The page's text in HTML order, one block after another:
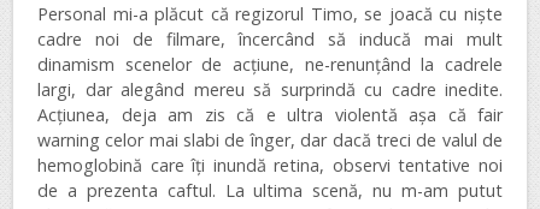
Personal mi-a plăcut că regizorul Timo, se joacă cu niște
cadre noi de filmare, încercând să inducă mai mult
dinamism scenelor de acțiune, ne-renunțând la cadrele
largi, dar alegând mereu să surprindă cu cadre inedite.
Acțiunea, deja am zis că e ultra violentă așa că fair
warning celor mai slabi de înger, dar dacă treci de valul de
hemoglobină care îți inundă retina, observi tentative noi
de a prezenta caftul. La ultima scenă, nu m-am putut